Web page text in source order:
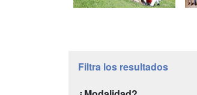
Filtra los resultados